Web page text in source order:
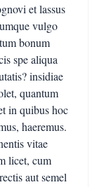
et lassus
vulgo
bonum
spe aliqua
insidiae
quantum
in quibus hoc
haeremus.
vitae
licet, cum
aut semel